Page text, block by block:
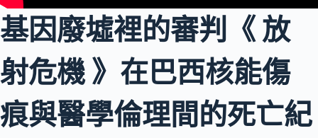
基因廢墟裡的審判《 放
射危機 》在巴西核能傷
痕與醫學倫理間的死亡紀